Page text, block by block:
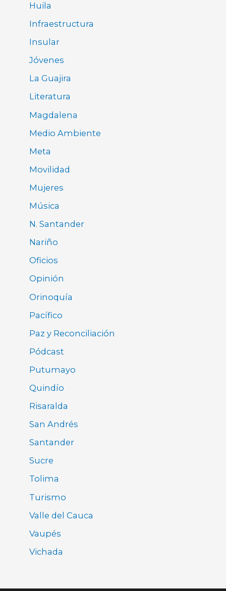
Huila
Infraestructura
Insular
Jóvenes
La Guajira
Literatura
Magdalena
Medio Ambiente
Meta
Movilidad
Mujeres
Música
N. Santander
Nariño
Oficios
Opinión
Orinoquía
Pacífico
Paz y Reconciliación
Pódcast
Putumayo
Quindío
Risaralda
San Andrés
Santander
Sucre
Tolima
Turismo
Valle del Cauca
Vaupés
Vichada